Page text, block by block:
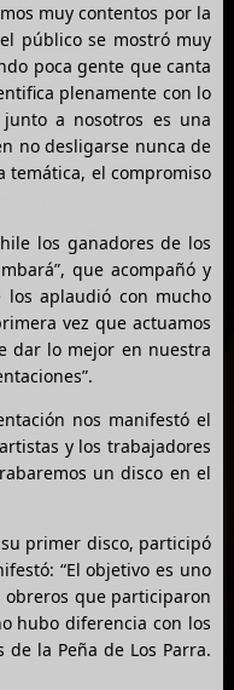
muy contentos por la
público se mostró muy
poca gente que canta
plenamente con lo
a nosotros es una
no desligarse nunca de
temática, el compromiso
los ganadores de los
que acompañó y
aplaudió con mucho
vez que actuamos
dar lo mejor en nuestra
nos manifestó el
y los trabajadores
un disco en el
primer disco, participó
“El objetivo es uno
obreros que participaron
hubo diferencia con los
la Peña de Los Parra.